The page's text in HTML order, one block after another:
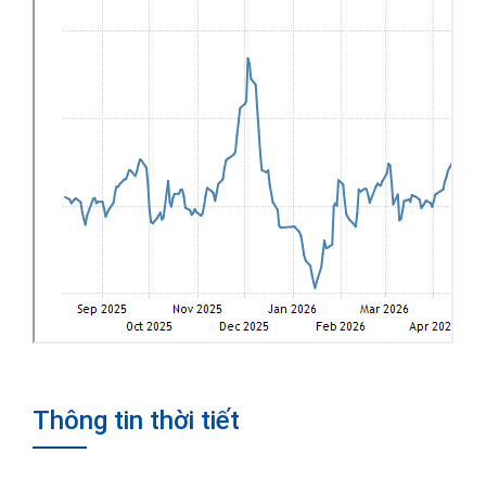
Thông tin thời tiết